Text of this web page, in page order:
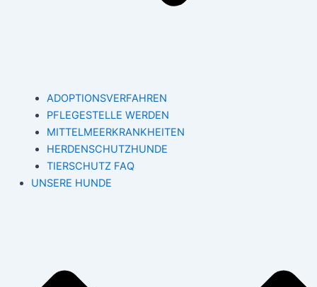
ADOPTIONSVERFAHREN
PFLEGESTELLE WERDEN
MITTELMEERKRANKHEITEN
HERDENSCHUTZHUNDE
TIERSCHUTZ FAQ
UNSERE HUNDE